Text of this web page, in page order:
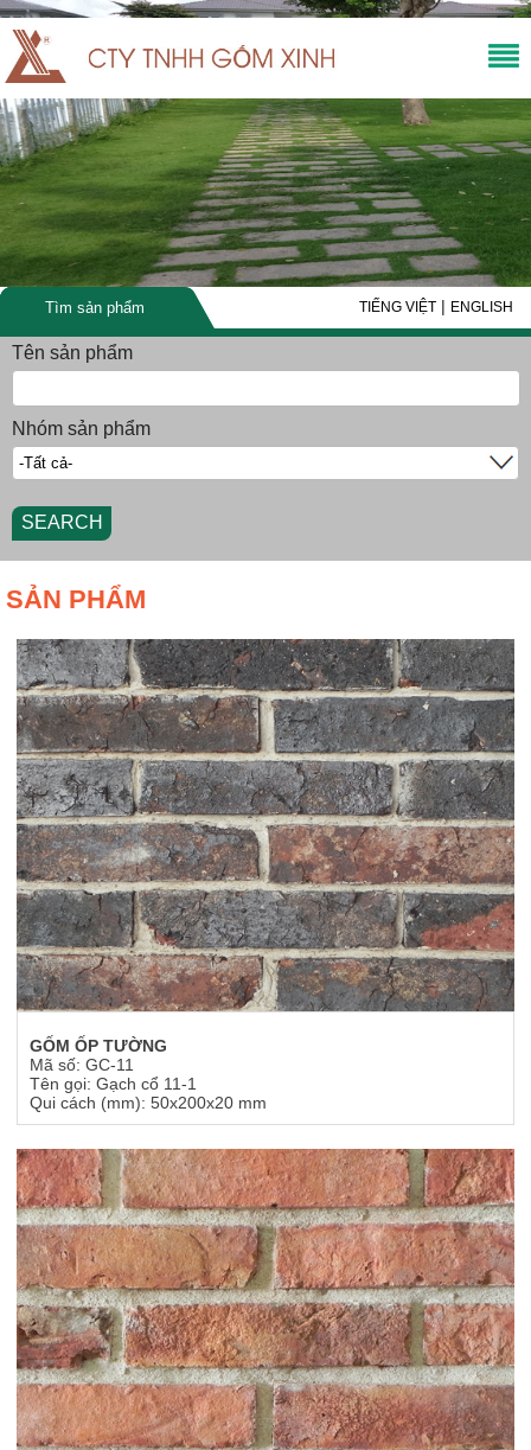
Tìm sản phẩm TIẾNG VIỆT | ENGLISH
Tên sản phẩm
Nhóm sản phẩm
SEARCH
SẢN PHẨM
GỐM ỐP TƯỜNG
Mã số: GC-11
Tên gọi: Gạch cổ 11-1
Qui cách (mm): 50x200x20 mm